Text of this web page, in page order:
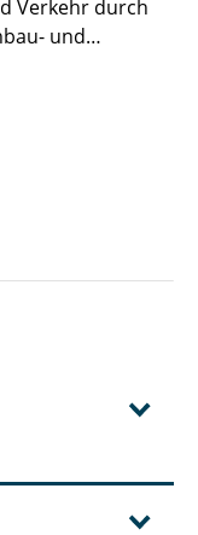
Verkehr durch
und…